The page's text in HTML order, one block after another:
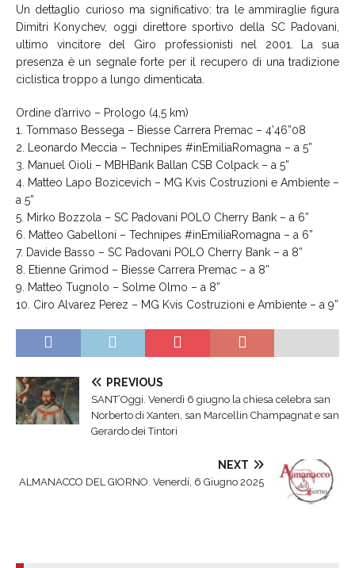
Un dettaglio curioso ma significativo: tra le ammiraglie figura
Dimitri Konychev, oggi direttore sportivo della SC Padovani,
ultimo vincitore del Giro professionisti nel 2001. La sua
presenza è un segnale forte per il recupero di una tradizione
ciclistica troppo a lungo dimenticata.
Ordine d’arrivo – Prologo (4,5 km)
1. Tommaso Bessega – Biesse Carrera Premac – 4’46”08
2. Leonardo Meccia – Technipes #inEmiliaRomagna – a 5”
3. Manuel Oioli – MBHBank Ballan CSB Colpack – a 5”
4. Matteo Lapo Bozicevich – MG Kvis Costruzioni e Ambiente –
a 5”
5. Mirko Bozzola – SC Padovani POLO Cherry Bank – a 6”
6. Matteo Gabelloni – Technipes #inEmiliaRomagna – a 6”
7. Davide Basso – SC Padovani POLO Cherry Bank – a 8”
8. Etienne Grimod – Biesse Carrera Premac – a 8”
9. Matteo Tugnolo – Solme Olmo – a 8”
10. Ciro Alvarez Perez – MG Kvis Costruzioni e Ambiente – a 9”
PREVIOUS
SANT’Oggi. Venerdì 6 giugno la chiesa celebra san
Norberto di Xanten, san Marcellin Champagnat e san
Gerardo dei Tintori
NEXT
ALMANACCO DEL GIORNO. Venerdí, 6 Giugno 2025